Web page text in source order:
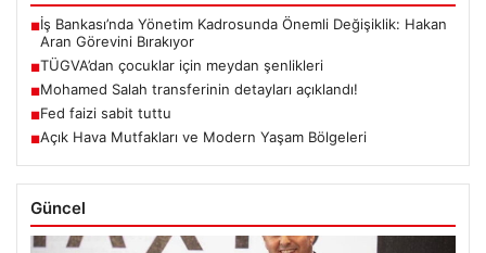
■İş Bankası’nda Yönetim Kadrosunda Önemli Değişiklik: Hakan
Aran Görevini Bırakıyor
■TÜGVA’dan çocuklar için meydan şenlikleri
■Mohamed Salah transferinin detayları açıklandı!
■Fed faizi sabit tuttu
■Açık Hava Mutfakları ve Modern Yaşam Bölgeleri
Güncel